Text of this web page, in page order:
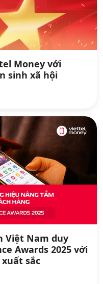
Money với
sinh xã hội
Việt Nam duy
Awards 2025 với
sắc